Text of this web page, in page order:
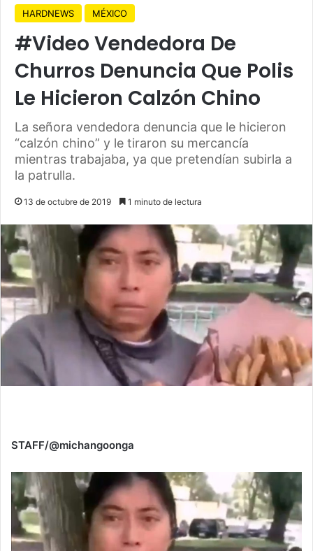
HARDNEWS MÉXICO
#Video Vendedora De
Churros Denuncia Que Polis
Le Hicieron Calzón Chino
La señora vendedora denuncia que le hicieron
“calzón chino” y le tiraron su mercancía
mientras trabajaba, ya que pretendían subirla a
la patrulla.
13 de octubre de 2019 1 minuto de lectura
STAFF/@michangoonga